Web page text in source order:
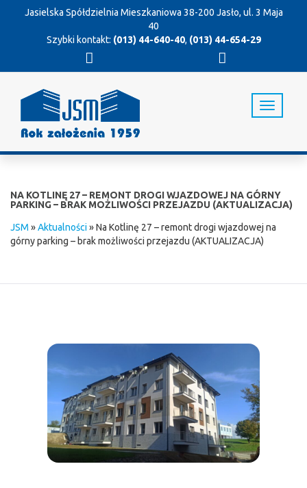
Jasielska Spółdzielnia Mieszkaniowa 38-200 Jasło, ul. 3 Maja
40
Szybki kontakt: (013) 44-640-40, (013) 44-654-29
T
o
a
i
i
NA KOTLINĘ 27 – REMONT DROGI WJAZDOWEJ NA GÓRNY
PARKING – BRAK MOŻLIWOŚCI PRZEJAZDU (AKTUALIZACJA)
JSM »Aktualności»Na Kotlinę 27 – remont drogi wjazdowej na
górny parking – brak możliwości przejazdu (AKTUALIZACJA)